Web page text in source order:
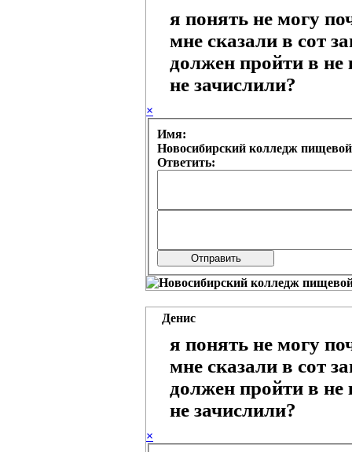
я понять не могу
мне сказали в сот
должен пройти в не
не зачислили?
×
Имя:
Новосибирский колледж
Ответить:
Денис
я понять не могу
мне сказали в сот
должен пройти в не
не зачислили?
×